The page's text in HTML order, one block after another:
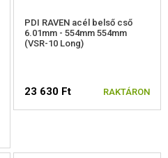
PDI RAVEN acél belső cső
6.01mm - 554mm 554mm
(VSR-10 Long)
23 630 Ft RAKTÁRON